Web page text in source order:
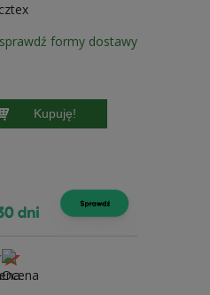
sprawdź formy dostawy
Kupuję!